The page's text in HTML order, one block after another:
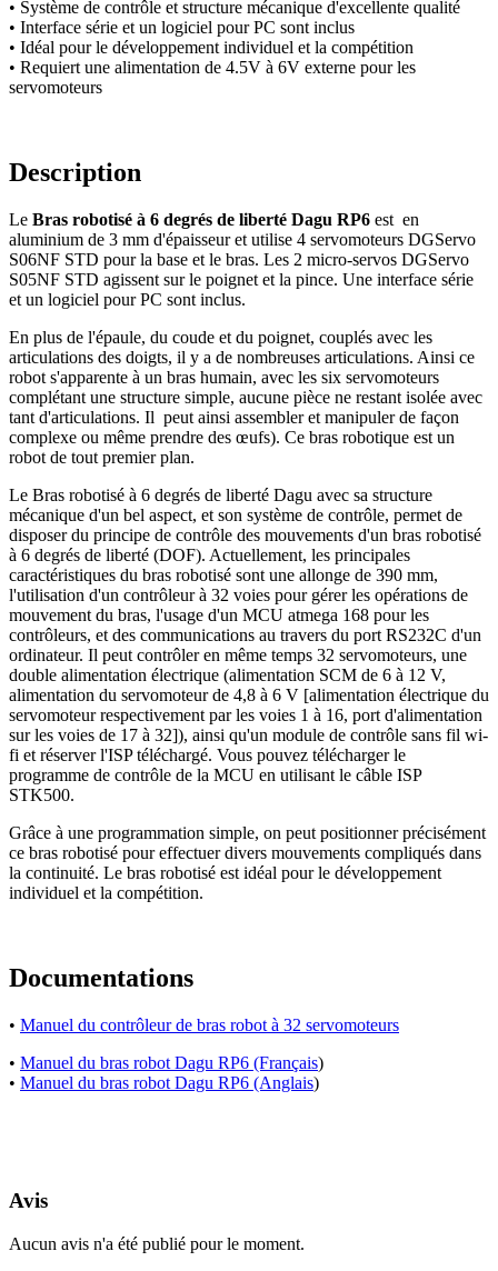
• Système de contrôle et structure mécanique d'excellente qualité
• Interface série et un logiciel pour PC sont inclus
• Idéal pour le développement individuel et la compétition
• Requiert une alimentation de 4.5V à 6V externe pour les
servomoteurs
Description
Le Bras robotisé à 6 degrés de liberté Dagu RP6 est en
aluminium de 3 mm d'épaisseur et utilise 4 servomoteurs DGServo
S06NF STD pour la base et le bras. Les 2 micro-servos DGServo
S05NF STD agissent sur le poignet et la pince. Une interface série
et un logiciel pour PC sont inclus.
En plus de l'épaule, du coude et du poignet, couplés avec les
articulations des doigts, il y a de nombreuses articulations. Ainsi ce
robot s'apparente à un bras humain, avec les six servomoteurs
complétant une structure simple, aucune pièce ne restant isolée avec
tant d'articulations. Il peut ainsi assembler et manipuler de façon
complexe ou même prendre des œufs). Ce bras robotique est un
robot de tout premier plan.
Le Bras robotisé à 6 degrés de liberté Dagu avec sa structure
mécanique d'un bel aspect, et son système de contrôle, permet de
disposer du principe de contrôle des mouvements d'un bras robotisé
à 6 degrés de liberté (DOF). Actuellement, les principales
caractéristiques du bras robotisé sont une allonge de 390 mm,
l'utilisation d'un contrôleur à 32 voies pour gérer les opérations de
mouvement du bras, l'usage d'un MCU atmega 168 pour les
contrôleurs, et des communications au travers du port RS232C d'un
ordinateur. Il peut contrôler en même temps 32 servomoteurs, une
double alimentation électrique (alimentation SCM de 6 à 12 V,
alimentation du servomoteur de 4,8 à 6 V [alimentation électrique du
servomoteur respectivement par les voies 1 à 16, port d'alimentation
sur les voies de 17 à 32]), ainsi qu'un module de contrôle sans fil wi-
fi et réserver l'ISP téléchargé. Vous pouvez télécharger le
programme de contrôle de la MCU en utilisant le câble ISP
STK500.
Grâce à une programmation simple, on peut positionner précisément
ce bras robotisé pour effectuer divers mouvements compliqués dans
la continuité. Le bras robotisé est idéal pour le développement
individuel et la compétition.
Documentations
• Manuel du contrôleur de bras robot à 32 servomoteurs
• Manuel du bras robot Dagu RP6 (Français)
• Manuel du bras robot Dagu RP6 (Anglais)
Avis
Aucun avis n'a été publié pour le moment.